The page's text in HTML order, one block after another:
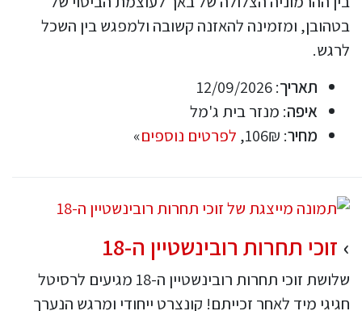
בטהובן, ומזמינה להאזנה קשובה ולמפגש בין השכל
לרגש.
תאריך: 12/09/2026
איפה: מנזר בית ג'מל
מחיר: 106₪, לפרטים נוספים»
זוכי תחרות רובינשטיין ה-18
שלושת זוכי תחרות רובינשטיין ה-18 מגיעים לרסיטל
חגיגי מיד לאחר זכייתם! קונצרט ייחודי ומרגש הנערך